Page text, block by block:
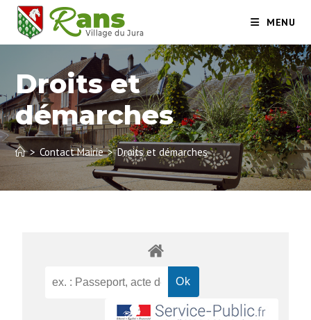
MENU
Droits et
démarches
> Contact Mairie > Droits et démarches